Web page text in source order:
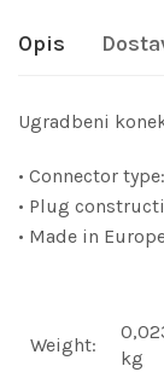
Opis
Ugradbeni
• Connector
• Plug
• Made in
Weight:
kg